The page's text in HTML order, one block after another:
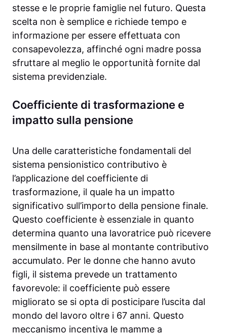
stesse e le proprie famiglie nel futuro. Questa
scelta non è semplice e richiede tempo e
informazione per essere effettuata con
consapevolezza, affinché ogni madre possa
sfruttare al meglio le opportunità fornite dal
sistema previdenziale.
Coefficiente di trasformazione e
impatto sulla pensione
Una delle caratteristiche fondamentali del
sistema pensionistico contributivo è
l’applicazione del coefficiente di
trasformazione, il quale ha un impatto
significativo sull’importo della pensione finale.
Questo coefficiente è essenziale in quanto
determina quanto una lavoratrice può ricevere
mensilmente in base al montante contributivo
accumulato. Per le donne che hanno avuto
figli, il sistema prevede un trattamento
favorevole: il coefficiente può essere
migliorato se si opta di posticipare l’uscita dal
mondo del lavoro oltre i 67 anni. Questo
meccanismo incentiva le mamme a